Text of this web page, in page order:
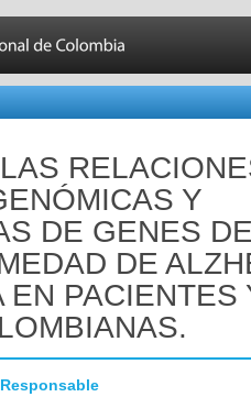
Y
DE GENES
DE
EN PACIENTES
Responsable